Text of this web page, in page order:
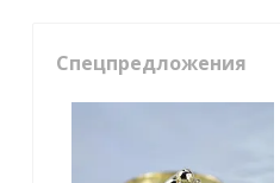
Спецпредложения